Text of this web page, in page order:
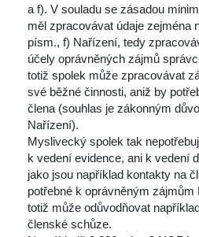
a f). V souladu se zásadou
měl zpracovávat údaje zejména
písm., f) Nařízení, tedy
účely oprávněných zájmů
totiž spolek může zpracovávat
vé běžné činnosti, aniž by
člena (souhlas je zákonným
Nařízení).
Myslivecký spolek tak
k vedení evidence, ani k vedení
jako jsou například kontakty na
potřebné k oprávněným
totiž může odůvodňovat
členské schůze.